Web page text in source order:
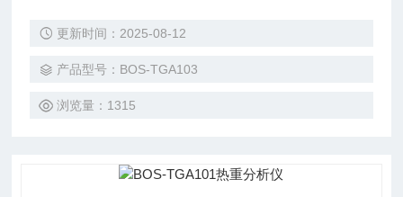
更新时间：2025-08-12
产品型号：BOS-TGA103
浏览量：1315